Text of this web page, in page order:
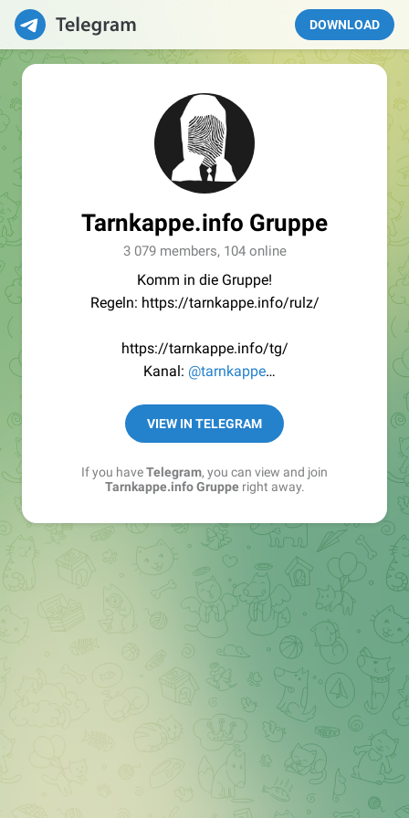
DOWNLOAD
Tarnkappe.info Gruppe
3 079 members, 104 online
Komm in die Gruppe!
Regeln: https://tarnkappe.info/rulz/
https://tarnkappe.info/tg/
Kanal: @tarnkappe
Best of:@bestoftarnkappe
Kochen: https://t.me/+WSW5F1VcmhliMjk6
VIEW IN TELEGRAM
If you haveTelegram, you can view and join
Tarnkappe.info Grupperight away.